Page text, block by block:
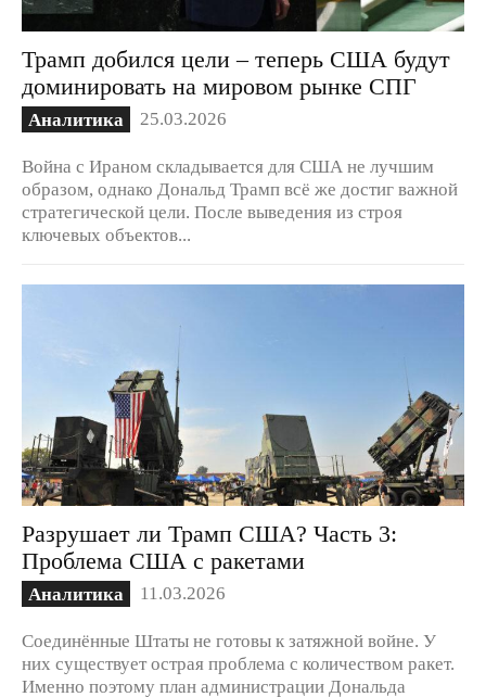
Трамп добился цели – теперь США будут
доминировать на мировом рынке СПГ
Аналитика 25.03.2026
Война с Ираном складывается для США не лучшим
образом, однако Дональд Трамп всё же достиг важной
стратегической цели. После выведения из строя
ключевых объектов...
Разрушает ли Трамп США? Часть 3:
Проблема США с ракетами
Аналитика 11.03.2026
Соединённые Штаты не готовы к затяжной войне. У
них существует острая проблема с количеством ракет.
Именно поэтому план администрации Дональда